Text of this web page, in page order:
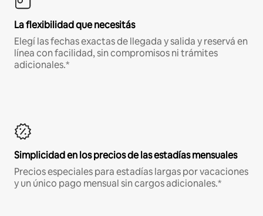
La flexibilidad que necesitás
Elegí las fechas exactas de llegada y salida y reservá en
línea con facilidad, sin compromisos ni trámites
adicionales.*
Simplicidad en los precios de las estadías mensuales
Precios especiales para estadías largas por vacaciones
y un único pago mensual sin cargos adicionales.*